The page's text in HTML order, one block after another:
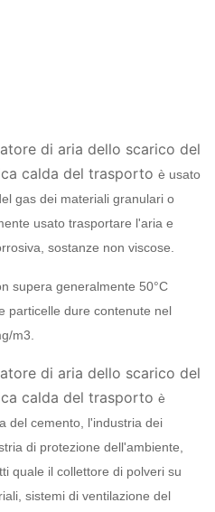
di aria dello scarico del
calda del trasporto è usato
gas dei materiali granulari o
usato trasportare l'aria e
sostanze non viscose.
supera generalmente 50°C
particelle dure contenute nel
m3.
di aria dello scarico del
calda del trasporto è
del cemento, l'industria dei
di protezione dell'ambiente,
quale il collettore di polveri su
sistemi di ventilazione del